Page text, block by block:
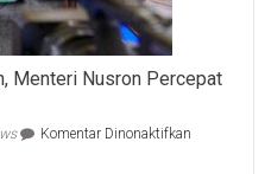
Menteri Nusron Percepat
Komentar Dinonaktifkanpada